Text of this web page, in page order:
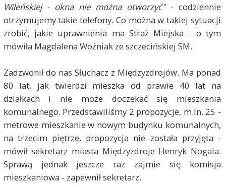
Wileńskiej - okna nie można otworzyć"- codziennie
otrzymujemy takie telefony. Co można w takiej sytuacji
zrobić, jakie uprawnienia ma Straż Miejska - o tym
mówiła Magdalena Woźniak ze szczecińskiej SM.
Zadzwonił do nas Słuchacz z Międzyzdrojów. Ma ponad
80 lat, jak twierdzi mieszka od prawie 40 lat na
działkach i nie może doczekać się mieszkania
komunalnego. Przedstawiliśmy 2 propozycje, m.in. 25 -
metrowe mieszkanie w nowym budynku komunalnych,
na trzecim piętrze, propozycja nie została przyjęta -
mówił sekretarz miasta Międzyzdroje Henryk Nogala.
Sprawą jednak jeszcze raz zajmie się komisja
mieszkaniowa - zapewnił sekretarz.